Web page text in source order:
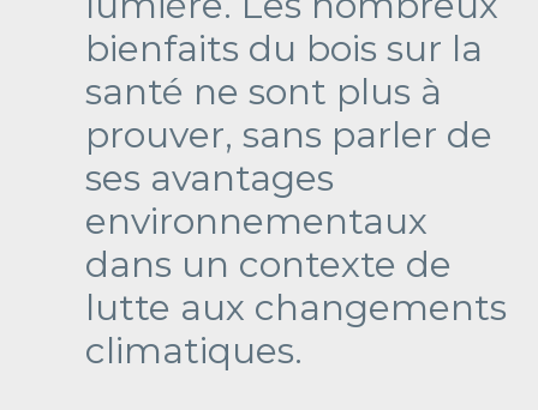
bienfaits du bois sur la
santé ne sont plus à
prouver, sans parler de
ses avantages
environnementaux
dans un contexte de
lutte aux changements
climatiques.